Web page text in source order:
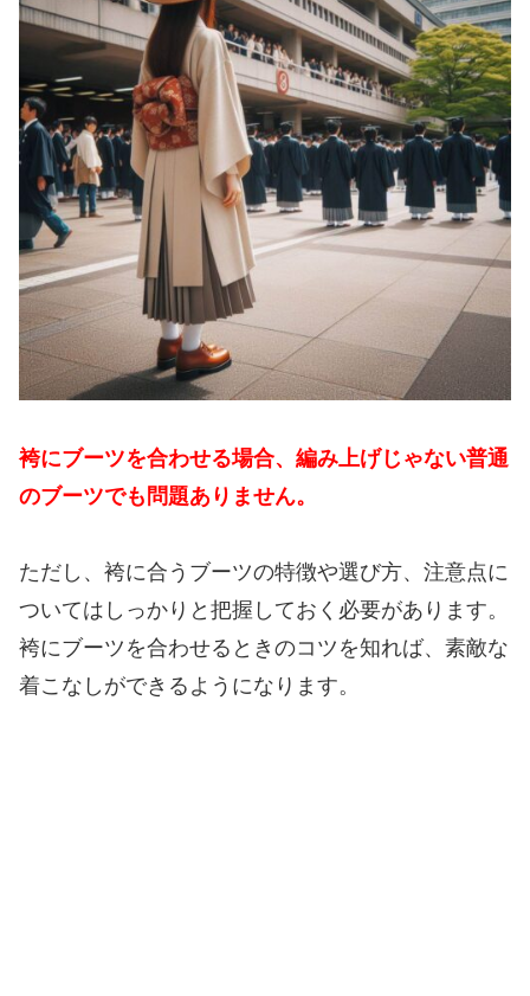
袴にブーツを合わせる場合、編み上げじゃない普通
のブーツでも問題ありません。
ただし、袴に合うブーツの特徴や選び方、注意点に
ついてはしっかりと把握しておく必要があります。
袴にブーツを合わせるときのコツを知れば、素敵な
着こなしができるようになります。